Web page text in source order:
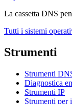
La cassetta DNS
Tutti i sistemi
Strumenti
Strumenti
Diagnostica
Strumenti IP
Strumenti per